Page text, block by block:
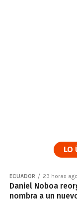
LO
ECUADOR 23 horas ago
Daniel Noboa
nombra a un